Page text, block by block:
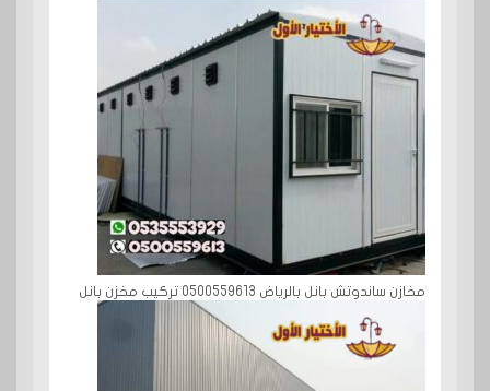
مخازن ساندوتش بانل بالرياض 0500559613 تركيب مخزن بانل